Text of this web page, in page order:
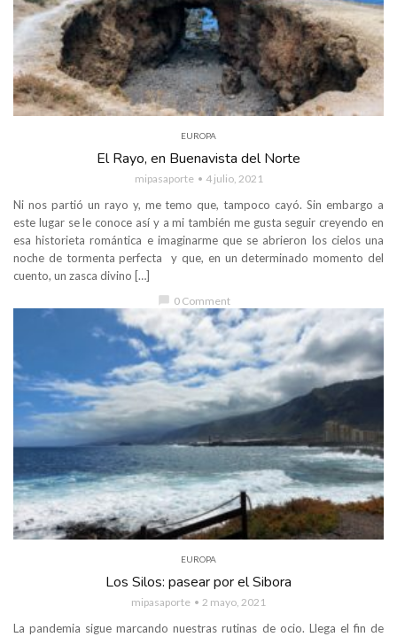
EUROPA
El Rayo, en Buenavista del Norte
mipasaporte 4 julio, 2021
Ni nos partió un rayo y, me temo que, tampoco cayó. Sin embargo a
este lugar se le conoce así y a mi también me gusta seguir creyendo en
esa historieta romántica e imaginarme que se abrieron los cielos una
noche de tormenta perfecta y que, en un determinado momento del
cuento, un zasca divino […]
0 Comment
EUROPA
Los Silos: pasear por el Sibora
mipasaporte 2 mayo, 2021
La pandemia sigue marcando nuestras rutinas de ocio. Llega el fin de